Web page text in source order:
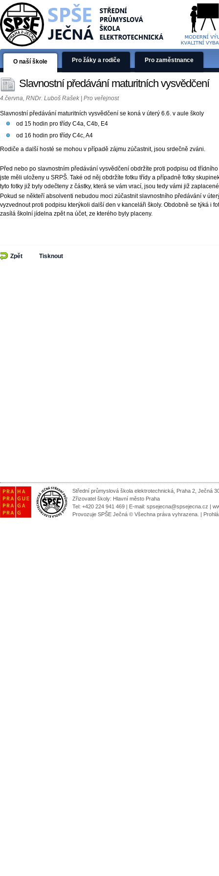
O naší škole Pro žáky a rodiče Pro zaměstnance
Slavnostní předávání maturitních vysvědčení
4.června, RNDr. Luboš Rašek | Pro veřejnost
Slavnostní předávání maturitních vysvědčení se koná v úterý 6.6. v aule školy
od 15 hodin pro třídy C4a, C4b, E4
od 16 hodin pro třídy C4c, A4
Rodiče a další hosté se mohou v případě zájmu zúčastnit, jsou srdečně zváni.
Před nebo po slavnostním předávání vysvědčení obdržíte proti podpisu od
jste měli uloženy u SRPŠ. Také od něj obdržíte fotku třídy a případně fotky
tyto fotky již byly odečteny z částky, která se vám vrací, jsou tedy vámi již
Pokud se někteří absolventi nebudou moci zúčastnit slavnostního předávání v
vyzvednout proti podpisu kterýkoli další den v kanceláři školy. Obdobně se týká i
zasílá školní jídelna zpět na účet, ze kterého byly placeny.
Zpět Tisknout
Střední průmyslová škola elektrotechnická, Praha 2, Ječná
Zřizovatel školy: Hlavní město Praha
Tel: +420 224 941 469 | E-mail: spsejecna@spsejecna.cz |
Provozuje SPŠE Ječná © Všechna práva vyhrazena. |